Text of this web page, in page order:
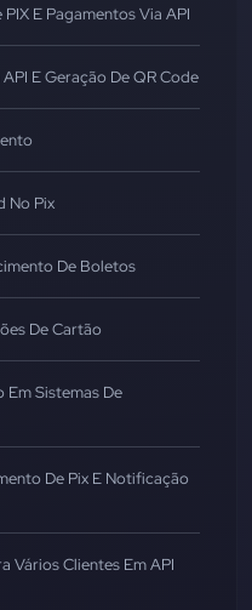
E Pagamentos Via API
E Geração De QR Code
No Pix
De Boletos
De Cartão
Em Sistemas De
De Pix E Notificação
Vários Clientes Em API